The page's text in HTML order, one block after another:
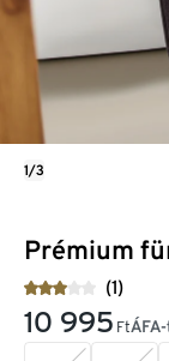
Prémium
(1)
10 995 Ft
1/3